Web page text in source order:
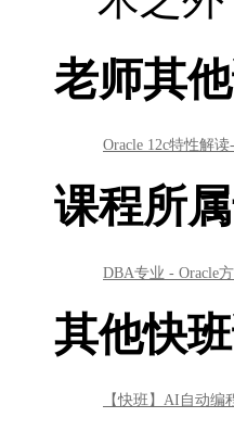
DBA专业 - Oracle
其他快
【快班】AI自动编
【快班】AI4ERP
【快班】《Oracle
【快班】大语言模
【快班】基于大语
【快班】